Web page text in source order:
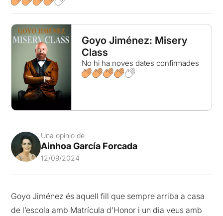
Goyo Jiménez: Misery
Class
No hi ha noves dates confirmades
Una opinió de
Ainhoa García Forcada
12/09/2024
Goyo Jiménez és aquell fill que sempre arriba a casa
de l’escola amb Matrícula d’Honor i un dia veus amb